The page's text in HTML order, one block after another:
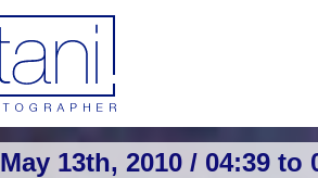
May 13th, 2010 / 04:39 to